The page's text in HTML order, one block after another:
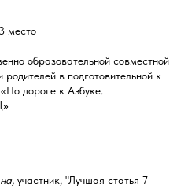
место
образовательной совместной
родителей в подготовительной к
дороге к Азбуке.
участник, "Лучшая статья 7